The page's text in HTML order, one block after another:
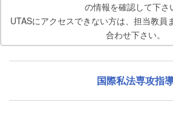
の情報を確認して下さ
UTASにアクセスできない方は、担当教員
合わせ下さい。
国際私法専攻指